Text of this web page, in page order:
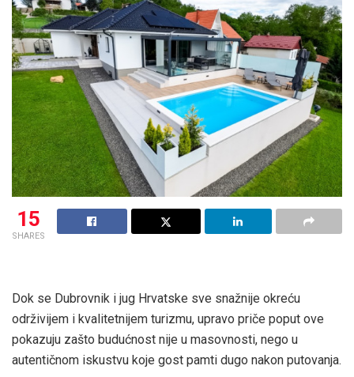
15
SHARES
Dok se Dubrovnik i jug Hrvatske sve snažnije okreću
održivijem i kvalitetnijem turizmu, upravo priče poput ove
pokazuju zašto budućnost nije u masovnosti, nego u
autentičnom iskustvu koje gost pamti dugo nakon putovanja.